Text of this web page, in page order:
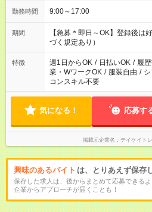
勤務時間 9:00～17:00
期間
【急募＊即日～OK】登録後は
づく規定あり）
特徴 週1日からOK / 日払いOK / 履
業・WワークOK / 服装自由 /
コンスキル不要
気になる！ 応募す
掲載元企業名 テイケイト
興味のあるバイト は、とりあえず保存
保存した求人は、後からまとめて応募できるよ
企業からアプローチが届くことも！